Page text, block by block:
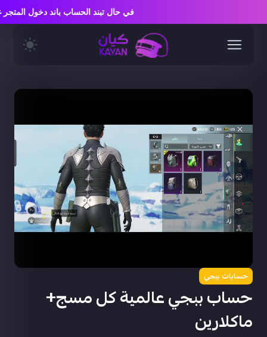
حسابات ببجي
حساب ببجي عالمية كل مسج+
ماكلارين
في حال تبند الحساب باند دخول